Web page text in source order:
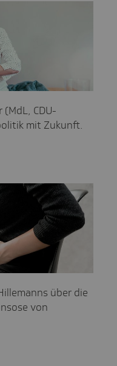
CDU-
mit Zukunft.
über die
von